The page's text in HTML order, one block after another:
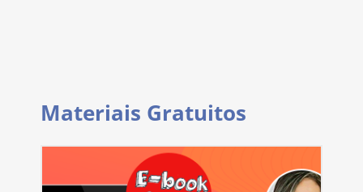
Materiais Gratuitos